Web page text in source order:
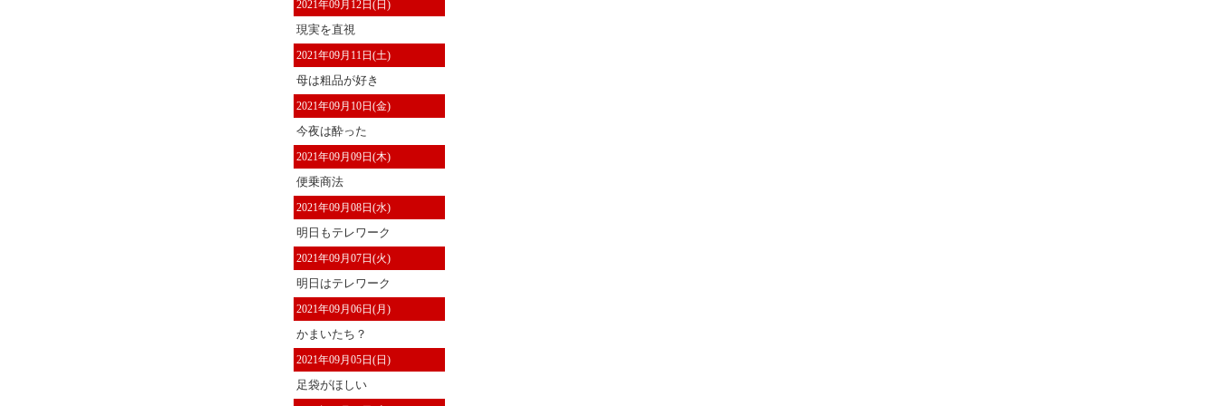
2021年09月12日(日)
現実を直視
2021年09月11日(土)
母は粗品が好き
2021年09月10日(金)
今夜は酔った
2021年09月09日(木)
便乗商法
2021年09月08日(水)
明日もテレワーク
2021年09月07日(火)
明日はテレワーク
2021年09月06日(月)
かまいたち？
2021年09月05日(日)
足袋がほしい